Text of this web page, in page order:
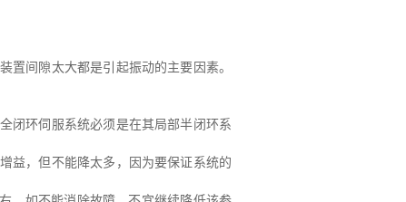
间隙太大都是引起振动的主要因素。
闭环伺服系统必须是在其局部半闭环系
益，但不能降太多，因为要保证系统的